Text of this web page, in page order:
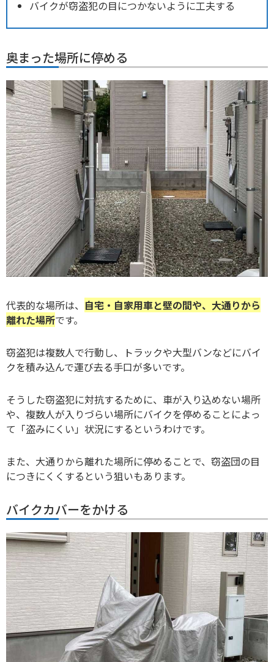
バイクが窃盗犯の目につかないように工夫する
奥まった場所に停める
代表的な場所は、 自宅・自家用車と壁の間や、大通りから
離れた場所です。
窃盗犯は複数人で行動し、トラックや大型バンなどにバイ
クを積み込んで運び去る手口が多いです。
そうした窃盗犯に対抗するために、車が入り込めない場所
や、複数人が入りづらい場所にバイクを停めることによっ
て「盗みにくい」状況にするというわけです。
また、大通りから離れた場所に停めることで、窃盗団の目
につきにくくするという狙いもあります。
バイクカバーをかける